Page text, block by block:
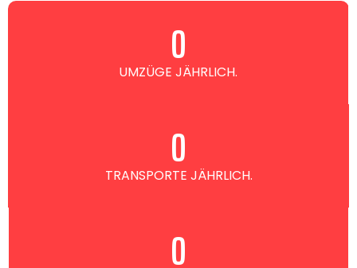
UMZÜGE JÄHRLICH.
0
TRANSPORTE JÄHRLICH.
0
0